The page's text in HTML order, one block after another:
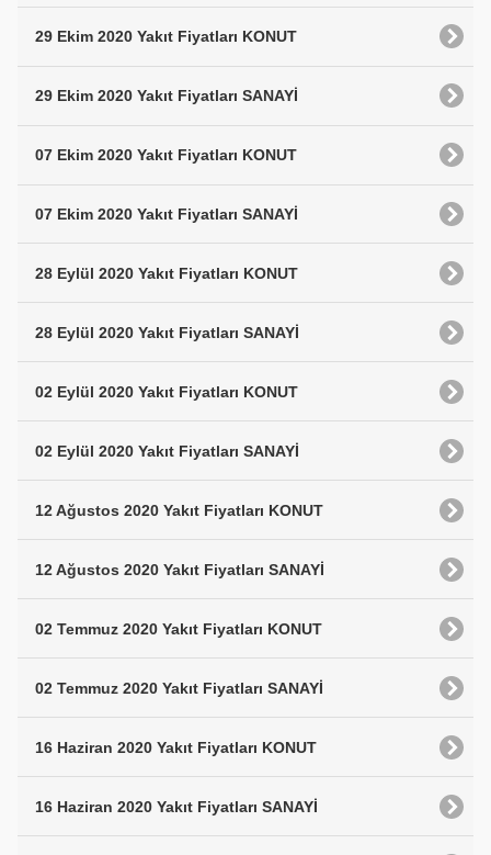
29 Ekim 2020 Yakıt Fiyatları KONUT
29 Ekim 2020 Yakıt Fiyatları SANAYİ
07 Ekim 2020 Yakıt Fiyatları KONUT
07 Ekim 2020 Yakıt Fiyatları SANAYİ
28 Eylül 2020 Yakıt Fiyatları KONUT
28 Eylül 2020 Yakıt Fiyatları SANAYİ
02 Eylül 2020 Yakıt Fiyatları KONUT
02 Eylül 2020 Yakıt Fiyatları SANAYİ
12 Ağustos 2020 Yakıt Fiyatları KONUT
12 Ağustos 2020 Yakıt Fiyatları SANAYİ
02 Temmuz 2020 Yakıt Fiyatları KONUT
02 Temmuz 2020 Yakıt Fiyatları SANAYİ
16 Haziran 2020 Yakıt Fiyatları KONUT
16 Haziran 2020 Yakıt Fiyatları SANAYİ